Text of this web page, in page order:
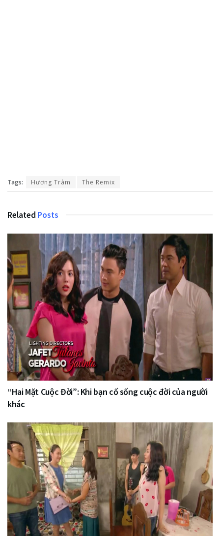
Tags: Hương Tràm The Remix
Related Posts
“Hai Mặt Cuộc Đời”: Khi bạn cố sống cuộc đời của người
khác